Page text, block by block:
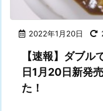
2022年1月20日
【速報】ダブ
日1月20日新発
た！